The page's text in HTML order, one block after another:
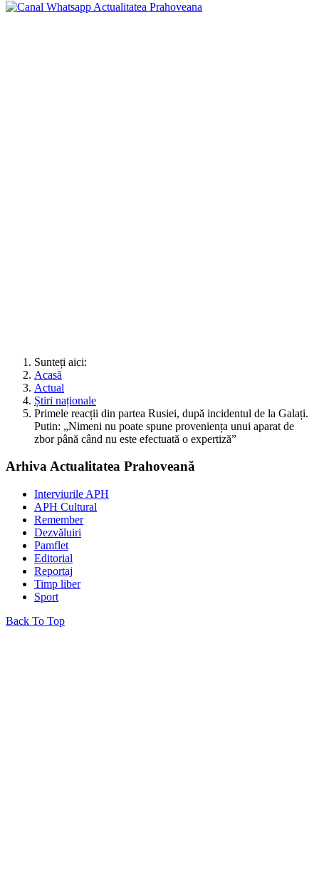
Sunteți aici:
Acasă
Actual
Știri naționale
Primele reacții din partea Rusiei, după incidentul de la Galați.
Putin: „Nimeni nu poate spune proveniența unui aparat de
zbor până când nu este efectuată o expertiză”
Arhiva Actualitatea Prahoveană
Interviurile APH
APH Cultural
Remember
Dezvăluiri
Pamflet
Editorial
Reportaj
Timp liber
Sport
Back To Top